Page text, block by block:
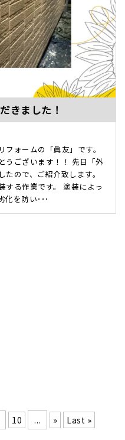
きました！
ォームの「眞友」です。
うございます！！ 先日「外
ので、ご紹介致します。
する作業です。 塗装によっ
化を防い･･･
10 ... » Last »